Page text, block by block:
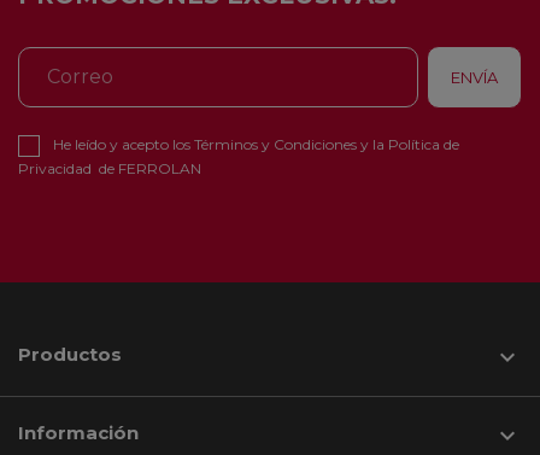
He leído y acepto los Términos y Condiciones y la Política de
Privacidad de FERROLAN
Productos 
Información 